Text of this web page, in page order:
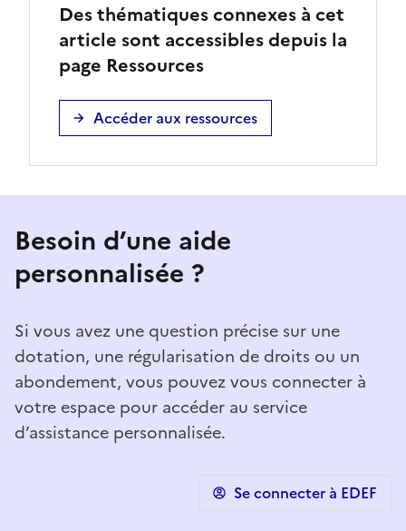
Des thématiques connexes à cet
article sont accessibles depuis la
page Ressources
Accéder aux ressources
Besoin d’une aide
personnalisée ?
Si vous avez une question précise sur une
dotation, une régularisation de droits ou un
abondement, vous pouvez vous connecter à
votre espace pour accéder au service
d’assistance personnalisée.
Se connecter à EDEF